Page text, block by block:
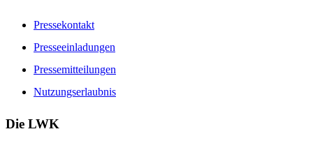
Pressekontakt
Presseeinladungen
Pressemitteilungen
Nutzungserlaubnis
Die LWK